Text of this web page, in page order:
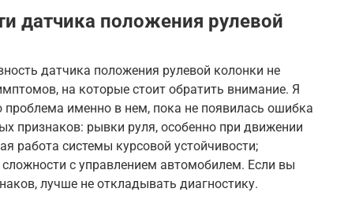
датчика положения рулевой
датчика положения рулевой колонки не
на которые стоит обратить внимание. Я
именно в нем, пока не появилась ошибка
признаков: рывки руля, особенно при движении
работа системы курсовой устойчивости;
сложности с управлением автомобилем. Если вы
лучше не откладывать диагностику.